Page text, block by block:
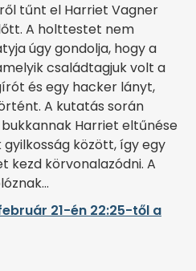
tűnt el Harriet Vagner
A holttestet nem
úgy gondolja, hogy a
családtagjuk volt a
és egy hacker lányt,
A kutatás során
Harriet eltűnése
között, így egy
kezd körvonalazódni. A
21-én 22:25-től a